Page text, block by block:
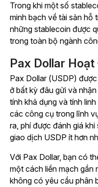
Trong khi một số
minh bạch về tài sản hỗ
những stablecoin được
trong toàn bộ ngành
Pax Dollar
Pax Dollar (USDP)
ở bất kỳ đâu gửi và
tính khả dụng và tính
các công cụ trong lĩnh
ra, phí được đánh giá
giao dịch USDP ít hơn
Với Pax Dollar, bạn có
một cách liền mạch gần
không có yêu cầu phân